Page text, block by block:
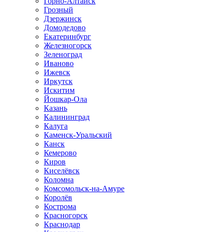
Грозный
Дзержинск
Домодедово
Екатеринбург
Железногорск
Зеленоград
Иваново
Ижевск
Иркутск
Искитим
Йошкар-Ола
Казань
Калининград
Калуга
Каменск-Уральский
Канск
Кемерово
Киров
Киселёвск
Коломна
Комсомольск-на-Амуре
Королёв
Кострома
Красногорск
Краснодар